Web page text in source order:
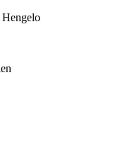
Hengelo